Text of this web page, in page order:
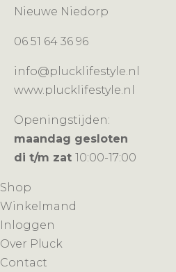
Nieuwe Niedorp
06 51 64 36 96
info@plucklifestyle.nl
www.plucklifestyle.nl
Openingstijden:
maandag gesloten
di t/m zat 10:00-17:00
Shop
Winkelmand
Inloggen
Over Pluck
Contact